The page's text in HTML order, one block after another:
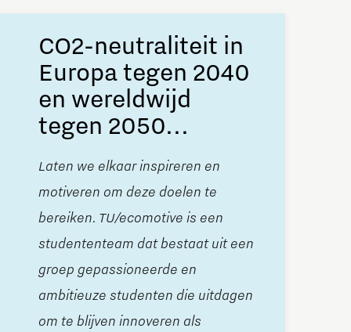
CO2-neutraliteit in
Europa tegen 2040
en wereldwijd
tegen 2050...
Laten we elkaar inspireren en
motiveren om deze doelen te
bereiken. TU/ecomotive is een
studententeam dat bestaat uit een
groep gepassioneerde en
ambitieuze studenten die uitdagen
om te blijven innoveren als